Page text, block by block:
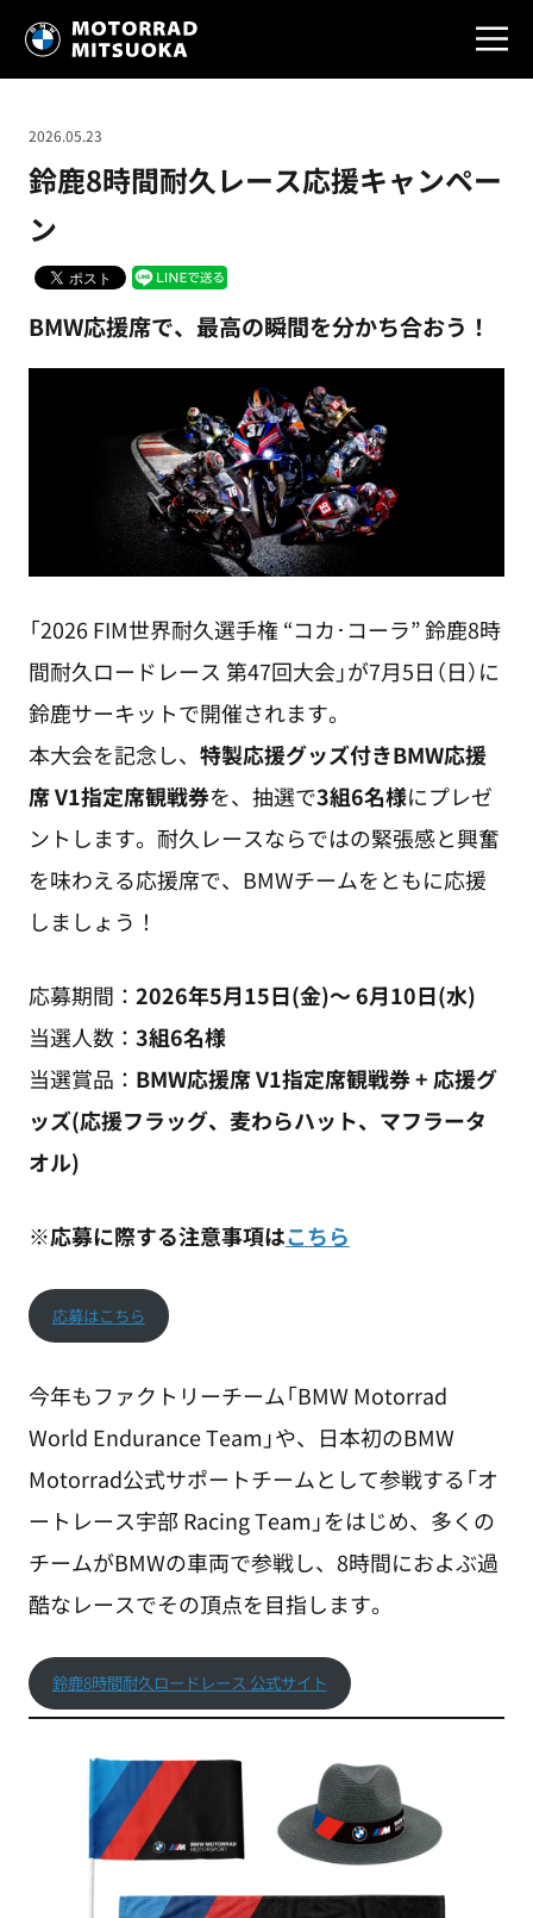
鈴鹿8時間耐久レース応援キャンペー
ン
2026.05.23
BMW応援席で、最高の瞬間を分かち合おう！
「2026 FIM世界耐久選手権 “コカ･コーラ” 鈴鹿8時
間耐久ロードレース 第47回大会」が7月5日（日）に
鈴鹿サーキットで開催されます。
本大会を記念し、 特製応援グッズ付きBMW応援
席 V1指定席観戦券を、抽選で3組6名様にプレゼ
ントします。耐久レースならではの緊張感と興奮
を味わえる応援席で、BMWチームをともに応援
しましょう！
応募期間： 2026年5月15日(金)～ 6月10日(水)
当選人数： 3組6名様
当選賞品： BMW応援席 V1指定席観戦券 + 応援グ
ッズ(応援フラッグ、麦わらハット、マフラータ
オル)
※応募に際する注意事項はこちら
応募はこちら
今年もファクトリーチーム「BMW Motorrad
World Endurance Team」や、日本初のBMW
Motorrad公式サポートチームとして参戦する「オ
ートレース宇部 Racing Team」をはじめ、多くの
チームがBMWの車両で参戦し、8時間におよぶ過
酷なレースでその頂点を目指します。
鈴鹿8時間耐久ロードレース 公式サイト